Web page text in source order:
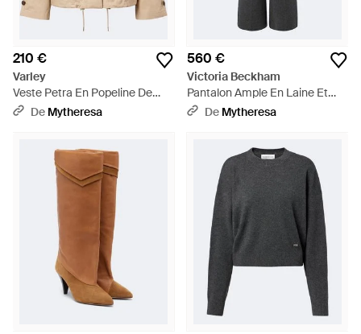
210 €
Varley
Veste Petra En Popeline De
Coton - Neutre
De Mytheresa
560 €
Victoria Beckham
Pantalon Ample En Laine Et
Cachemire - Gris
De Mytheresa